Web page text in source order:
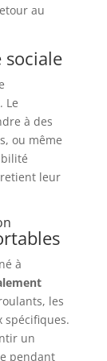
au
sociale
. Le
à des
ou même
leur
à
les
spécifiques.
un
pendant